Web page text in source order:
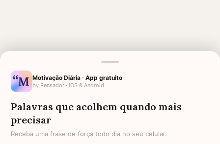
MENSAGENS RELACIONADAS
Motivação Diária · App gratuito
by Pensador · iOS & Android
Palavras que acolhem quando mais
precisar
Receba uma frase de força todo dia no seu celular.